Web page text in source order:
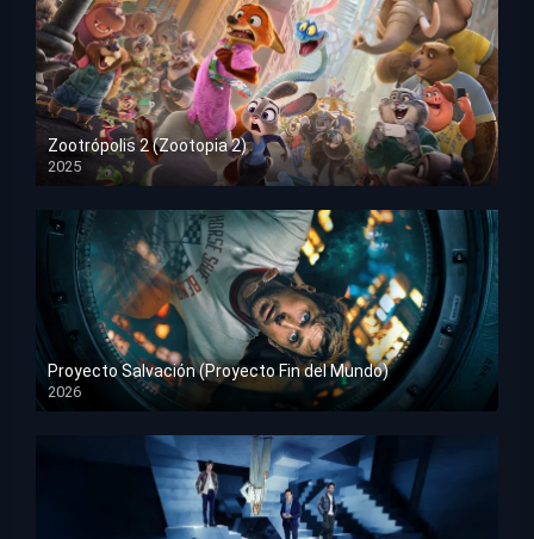
Zootrópolis 2 (Zootopia 2)
2025
HD 1080p
Proyecto Salvación (Proyecto Fin del Mundo)
2026
HD 1080p